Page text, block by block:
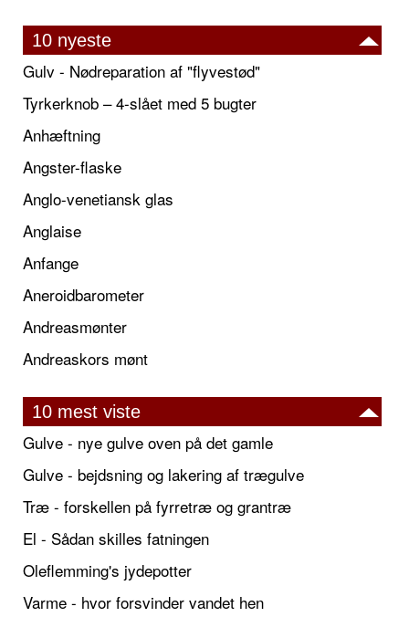
10 nyeste
Gulv - Nødreparation af "flyvestød"
Tyrkerknob – 4-slået med 5 bugter
Anhæftning
Angster-flaske
Anglo-venetiansk glas
Anglaise
Anfange
Aneroidbarometer
Andreasmønter
Andreaskors mønt
10 mest viste
Gulve - nye gulve oven på det gamle
Gulve - bejdsning og lakering af trægulve
Træ - forskellen på fyrretræ og grantræ
El - Sådan skilles fatningen
Oleflemming's jydepotter
Varme - hvor forsvinder vandet hen